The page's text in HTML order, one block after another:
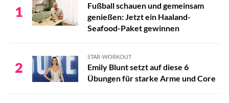
1
Fußball schauen und gemeinsam
genießen: Jetzt ein Haaland-
Seafood-Paket gewinnen
2
STAR-WORKOUT
Emily Blunt setzt auf diese 6
Übungen für starke Arme und Core